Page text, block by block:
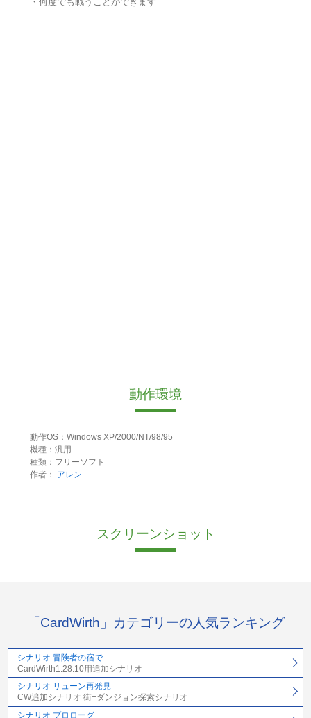
動作環境
動作OS：Windows XP/2000/NT/98/95
機種：汎用
種類：フリーソフト
作者：
アレン
スクリーンショット
「CardWirth」カテゴリーの人気ランキング
シナリオ 冒険者の宿で
CardWirth1.28.10用追加シナリオ
シナリオ リューン再発見
CW追加シナリオ 街+ダンジョン探索シナリオ
シナリオ プロローグ